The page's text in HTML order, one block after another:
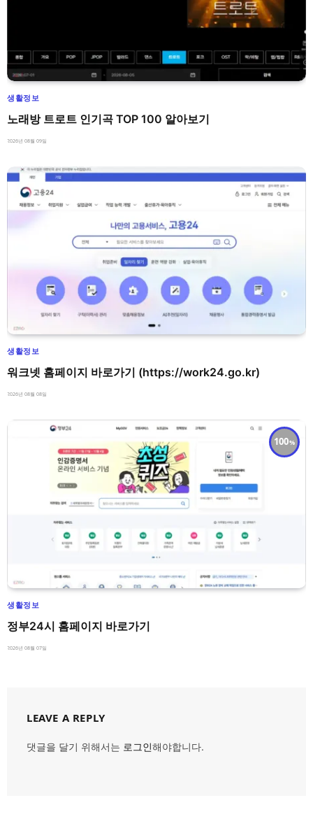
생활정보
노래방 트로트 인기곡 TOP 100 알아보기
2026년 08월 09일
생활정보
워크넷 홈페이지 바로가기 (https://work24.go.kr)
2026년 08월 08일
100
생활정보
정부24시 홈페이지 바로가기
2026년 08월 07일
LEAVE A REPLY
댓글을 달기 위해서는 로그인해야합니다.